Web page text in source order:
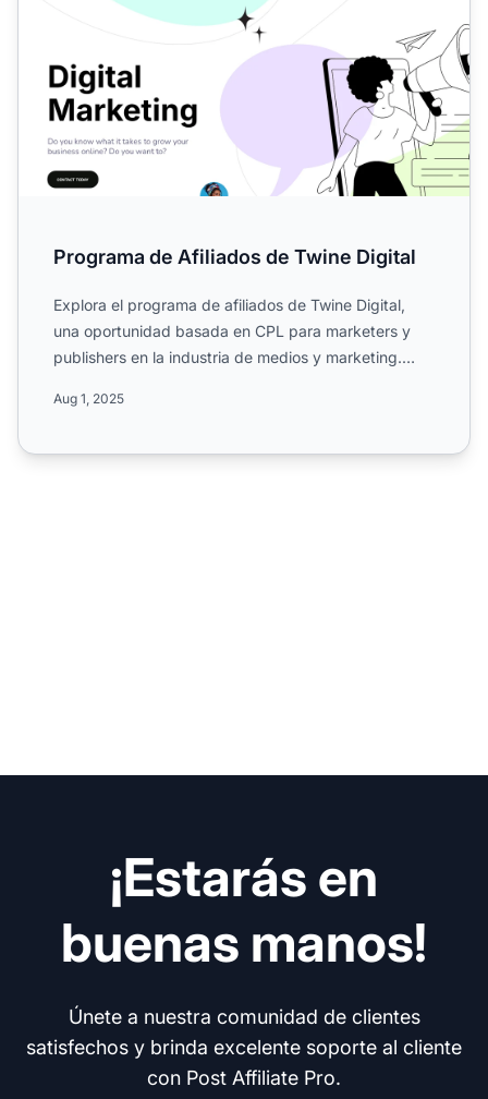
Programa de Afiliados de Twine Digital
Explora el programa de afiliados de Twine Digital,
una oportunidad basada en CPL para marketers y
publishers en la industria de medios y marketing.
Aug 1, 2025
¡Estarás en
buenas manos!
Únete a nuestra comunidad de clientes
satisfechos y brinda excelente soporte al cliente
con Post Affiliate Pro.